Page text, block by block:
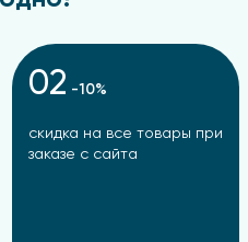
02 -10%
скидка на все товары при
заказе с сайта